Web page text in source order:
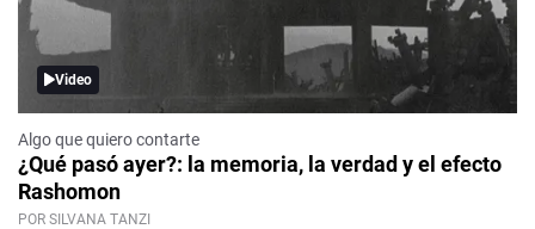
Video
Algo que quiero contarte
¿Qué pasó ayer?: la memoria, la verdad y el efecto
Rashomon
POR SILVANA TANZI